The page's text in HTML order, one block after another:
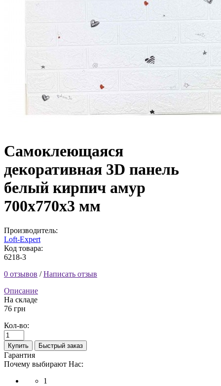
Самоклеющаяся
декоративная 3D панель
белый кирпич амур
700x770x3 мм
Производитель:
Loft-Expert
Код товара:
6218-3
0 отзывов /Написать отзыв
Описание
На складе
76 грн
Кол-во:
Купить Быстрый заказ
Гарантия
Почему выбирают Нас:
1